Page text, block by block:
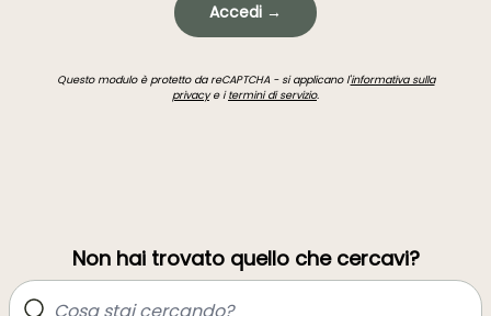
Accedi →
Questo modulo è protetto da reCAPTCHA - si applicano l'informativa sulla
privacye itermini di servizio.
Non hai trovato quello che cercavi?